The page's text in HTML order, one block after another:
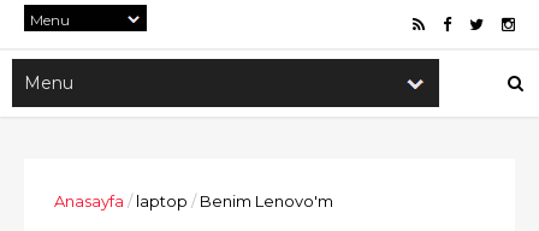
Anasayfa / laptop / Benim Lenovo'm